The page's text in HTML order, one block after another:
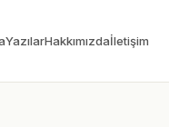
YazılarHakkımızdaİletişim